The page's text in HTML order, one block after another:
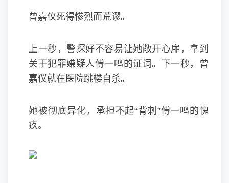
曾嘉仪死得惨烈而荒谬。
上一秒，警探好不容易让她敞开心扉，拿到
关于犯罪嫌疑人傅一鸣的证词。下一秒，曾
嘉仪就在医院跳楼自杀。
她被彻底异化，承担不起“背刺”傅一鸣的愧
疚。